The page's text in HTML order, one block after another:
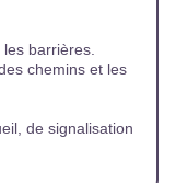
barrières.
chemins et les
de signalisation